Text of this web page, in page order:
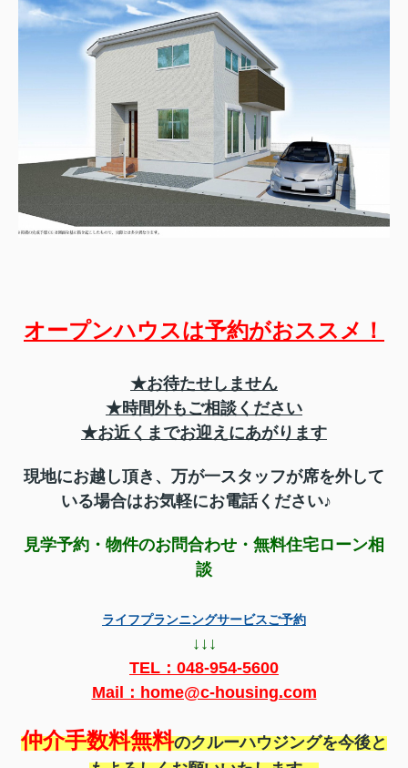
オープンハウスは予約がおススメ！
★お待たせしません
★時間外もご相談ください
★お近くまでお迎えにあがります
現地にお越し頂き、万が一スタッフが席を外して
いる場合はお気軽にお電話ください♪
見学予約・物件のお問合わせ・無料住宅ローン相
談
ライフプランニングサービスご予約
↓↓↓
TEL： 048-954-5600
Mail：home@c-housing.com
仲介手数料無料のクルーハウジングを今後と